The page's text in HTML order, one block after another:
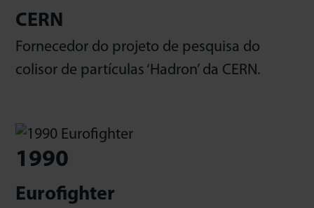
CERN
Fornecedor do projeto de pesquisa do
colisor de partículas ‘Hadron’ da CERN.
1990
Eurofighter